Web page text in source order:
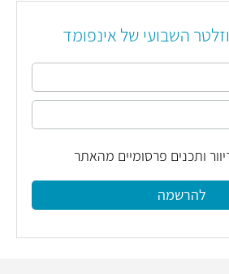
השבועי של אינפומד
ותכנים פרסומיים מהאתר
להרשמה